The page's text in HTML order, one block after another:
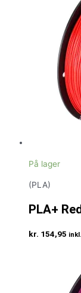
På lager
(PLA)
PLA+
kr. 154,95